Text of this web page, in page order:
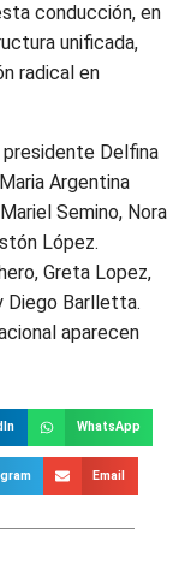
conducción, en
unificada,
radical en
Delfina
Argentina
Semino, Nora
López.
Greta Lopez,
Diego Barlletta.
aparecen
WhatsApp
Email